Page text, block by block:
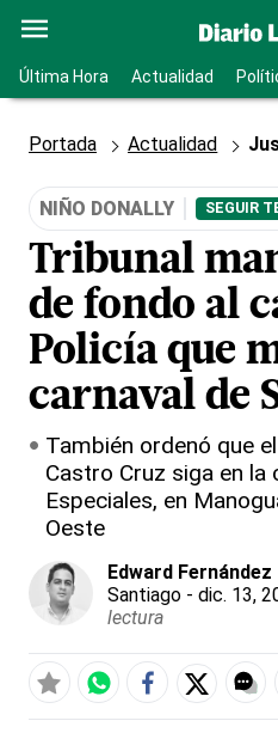
Última Hora Actualidad
Portada Actualidad
NIÑO DONALLY SEGUIR
Tribunal
de fondo al
Policía que
carnaval de
También ordenó que
Castro Cruz siga en la
Especiales, en
Oeste
Edward Fernández
Santiago - dic. 13,
lectura